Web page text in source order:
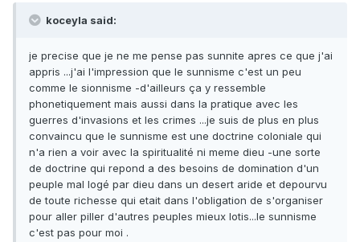
koceyla said:
je precise que je ne me pense pas sunnite apres ce que j'ai
appris ...j'ai l'impression que le sunnisme c'est un peu
comme le sionnisme -d'ailleurs ça y ressemble
phonetiquement mais aussi dans la pratique avec les
guerres d'invasions et les crimes ...je suis de plus en plus
convaincu que le sunnisme est une doctrine coloniale qui
n'a rien a voir avec la spiritualité ni meme dieu -une sorte
de doctrine qui repond a des besoins de domination d'un
peuple mal logé par dieu dans un desert aride et depourvu
de toute richesse qui etait dans l'obligation de s'organiser
pour aller piller d'autres peuples mieux lotis...le sunnisme
c'est pas pour moi .